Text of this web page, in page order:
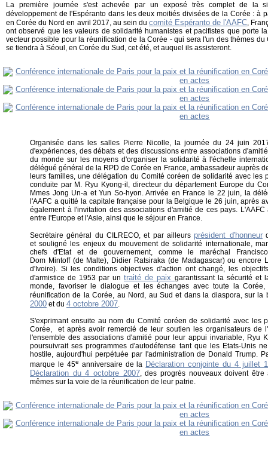
La première journée s'est achevée par un exposé très complet de la
développement de l'Espéranto dans les deux moitiés divisées de la Corée : à
en Corée du Nord en avril 2017, au sein ducomité Espéranto de l'AAFC,
ont observé que les valeurs de solidarité humanistes et pacifistes que porte
vecteur possible pour la réunification de la Corée - qui sera l'un des thèmes
se tiendra à Séoul, en Corée du Sud, cet été, et auquel ils assisteront.
Organisée dans les salles Pierre Nicolle, la journée du 24 juin
d'expériences, des débats et des discussions entre associations
du monde sur les moyens d'organiser la solidarité à l'échelle
délégué général de la RPD de Corée en France, ambassadeur auprès
leurs familles, une délégation du Comité coréen de solidarité avec les
conduite par M. Ryu Kyong-il, directeur du département Europe du
Mmes Jong Un-a et Yun So-hyon. Arrivée en France le 22 juin, la
l'AAFC a quitté la capitale française pour la Belgique le 26 juin, après
également à l'invitation des associations d'amitié de ces pays.
entre l'Europe et l'Asie, ainsi que le séjour en France.
Secrétaire général du CILRECO, et par ailleurs président d'honneur
et souligné les enjeux du mouvement de solidarité internationale,
chefs d'Etat et de gouvernement, comme le maréchal
Dom Mintoff (de Malte), Didier Ratsiraka (de Madagascar) ou encore
d'Ivoire). Si les conditions objectives d'action ont changé, les
d'armistice de 1953 par un traité de paix garantissant la sécurité et
monde, favoriser le dialogue et les échanges avec toute la
réunification de la Corée, au Nord, au Sud et dans la diaspora, sur
2000 et du 4 octobre 2007.
S'exprimant ensuite au nom du Comité coréen de solidarité avec les
Corée, et après avoir remercié de leur soutien les organisateurs de
l'ensemble des associations d'amitié pour leur appui invariable, Ryu
poursuivrait ses programmes d'autodéfense tant que les Etats-Unis
hostile, aujourd'hui perpétuée par l'administration de Donald Trump.
marque le 45e anniversaire de la Déclaration conjointe du 4 juillet
Déclaration du 4 octobre 2007, des progrès nouveaux doivent
mêmes sur la voie de la réunification de leur patrie.